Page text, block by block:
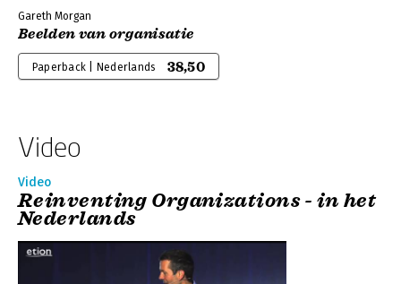
Gareth Morgan
Beelden van organisatie
Paperback | Nederlands 38,50
Video
Video
Reinventing Organizations - in het
Nederlands